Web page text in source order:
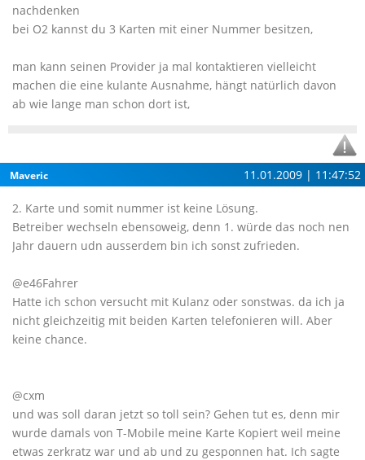
nachdenken
bei O2 kannst du 3 Karten mit einer Nummer besitzen,
man kann seinen Provider ja mal kontaktieren vielleicht
machen die eine kulante Ausnahme, hängt natürlich davon
ab wie lange man schon dort ist,
Maveric 11.01.2009 | 11:47:52
2. Karte und somit nummer ist keine Lösung.
Betreiber wechseln ebensoweig, denn 1. würde das noch nen
Jahr dauern udn ausserdem bin ich sonst zufrieden.
@e46Fahrer
Hatte ich schon versucht mit Kulanz oder sonstwas. da ich ja
nicht gleichzeitig mit beiden Karten telefonieren will. Aber
keine chance.
@cxm
und was soll daran jetzt so toll sein? Gehen tut es, denn mir
wurde damals von T-Mobile meine Karte Kopiert weil meine
etwas zerkratz war und ab und zu gesponnen hat. Ich sagte